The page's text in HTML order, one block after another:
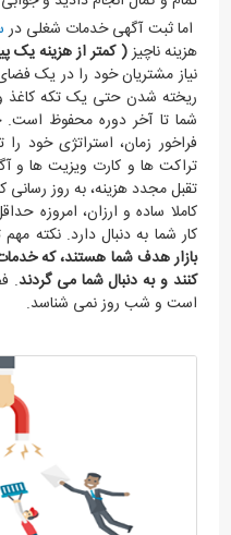
اما ثبت آگهی خدمات شغلی در
هزینه ناچیز( کمتر از هزینه یک
نیاز مشتریان خود را در یک
ریخته شدن حتی یک تکه کاغذ و
شما تا آخر دوره محفوظ
فراخور زمان، استراتژی خود
تراکت ها و کارت ویزیت ها و
تقبل مجدد هزینه، به روز
کار شما به دنبال دارد. نکته
بازار هدف شما هستند، که
کنند و به دنبال شما می گردند
است و شب روز نمی شناسد.